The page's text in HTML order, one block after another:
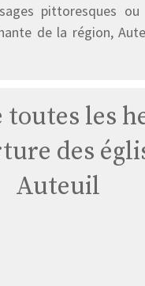
pittoresques ou
de la région,
toutes les
des
Auteuil